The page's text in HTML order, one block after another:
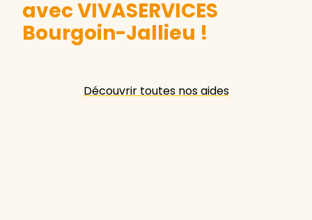
avec VIVASERVICES
Bourgoin-Jallieu !
Découvrir toutes nos aides